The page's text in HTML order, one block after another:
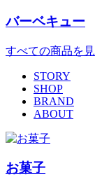
バーベキュー
すべての商品を
STORY
SHOP
BRAND
ABOUT
お菓子